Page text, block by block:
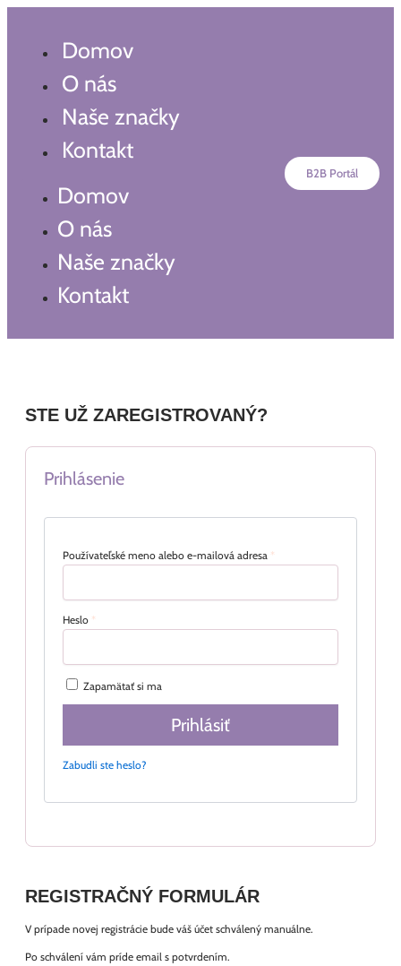
Preskočiť
Domov
O nás
Naše značky
Kontakt
Domov
O nás
Naše značky
Kontakt
B2B Portál
STE UŽ ZAREGISTROVANÝ?
Prihlásenie
Používateľské meno alebo e-mailová adresa *
Heslo *
Zapamätať si ma
Prihlásiť
Zabudli ste heslo?
REGISTRAČNÝ FORMULÁR
V prípade novej registrácie bude váš účet schválený manuálne.
Po schválení vám príde email s potvrdením.